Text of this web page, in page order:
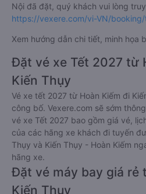
Nội đã đặt, quý khách vui lòng
https://vexere.com/vi-VN/
Xem hướng dẫn chi tiết, minh họa
Đặt vé xe Tết 2027 từ
Kiến Thụy
Vé xe tết 2027 từ Hoàn Kiếm đi
công bố. Vexere.com sẽ sớm
vé xe Tết 2027 bao gồm giá vé,
của các hãng xe khách đi tuyến
Thụy và Kiến Thụy - Hoàn Kiếm
hãng xe.
Đặt vé máy bay giá rẻ
Kiến Thụy